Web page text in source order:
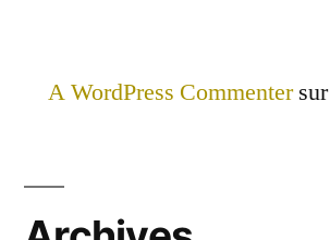
A WordPress Commentersur